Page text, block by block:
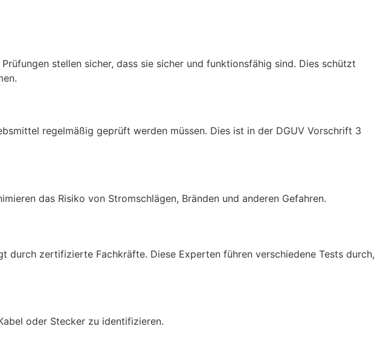
stellen sicher, dass sie sicher und funktionsfähig sind. Dies schützt
regelmäßig geprüft werden müssen. Dies ist in der DGUV Vorschrift 3
das Risiko von Stromschlägen, Bränden und anderen Gefahren.
zertifizierte Fachkräfte. Diese Experten führen verschiedene Tests durch,
oder Stecker zu identifizieren.